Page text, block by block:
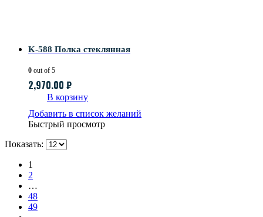
K-588 Полка стеклянная
0 out of 5
2,970.00 ₽
В корзину
Добавить в список желаний
Быстрый просмотр
Показать:
1
2
…
48
49